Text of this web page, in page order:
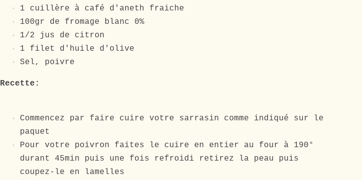
1 cuillère à café d'aneth fraiche
100gr de fromage blanc 0%
1/2 jus de citron
1 filet d'huile d'olive
Sel, poivre
Recette:
Commencez par faire cuire votre sarrasin comme indiqué sur le
paquet
Pour votre poivron faites le cuire en entier au four à 190°
durant 45min puis une fois refroidi retirez la peau puis
coupez-le en lamelles